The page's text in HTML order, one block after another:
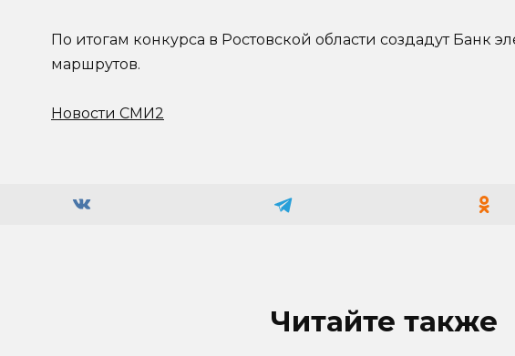
По итогам конкурса в Ростовской области создадут Банк
маршрутов.
Новости СМИ2
Читайте также